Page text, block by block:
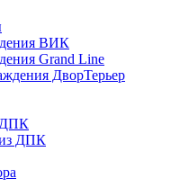
ВИК
Grand Line
ДворТерьер
ДПК
из ДПК